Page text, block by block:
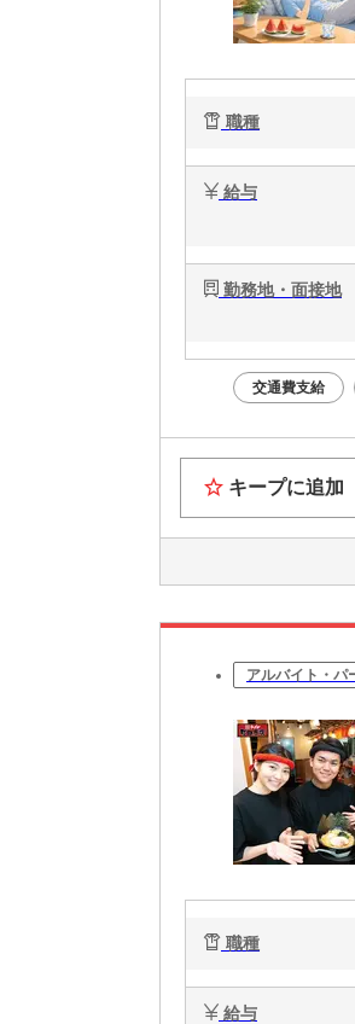
職種
給与
勤務地・面接地
交通費支給
キープに追加
アルバイト・パ
職種
給与